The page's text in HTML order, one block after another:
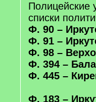
Полицейские
списки
Ф. 90 –
Ф. 91 –
Ф. 98 –
Ф. 394 –
Ф. 445 –
Ф. 183 –